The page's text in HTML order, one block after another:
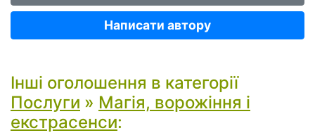
Написати автору
Інші оголошення в категорії
Послуги » Магія, ворожіння і
екстрасенси: